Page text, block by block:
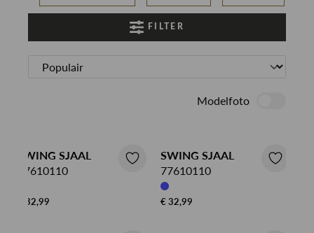
FILTER
Modelfoto
SWING SJAAL
77610110
€ 32,99
SWING SJAAL
77610110
€ 32,99